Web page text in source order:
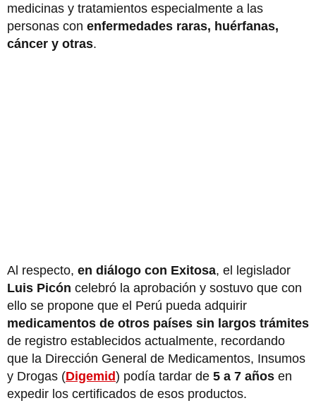
medicinas y tratamientos especialmente a las
personas con enfermedades raras, huérfanas,
cáncer y otras.
Al respecto, en diálogo con Exitosa, el legislador
Luis Picón celebró la aprobación y sostuvo que con
ello se propone que el Perú pueda adquirir
medicamentos de otros países sin largos trámites
de registro establecidos actualmente, recordando
que la Dirección General de Medicamentos, Insumos
y Drogas (Digemid) podía tardar de 5 a 7 años en
expedir los certificados de esos productos.